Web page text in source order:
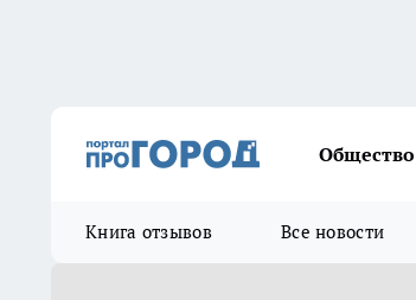
Общество
Книга отзывов Все новости